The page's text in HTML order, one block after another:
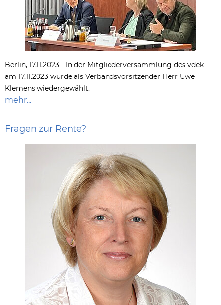
Berlin, 17.11.2023 - In der Mitgliederversammlung des vdek
am 17.11.2023 wurde als Verbandsvorsitzender Herr Uwe
Klemens wiedergewählt.
mehr...
Fragen zur Rente?